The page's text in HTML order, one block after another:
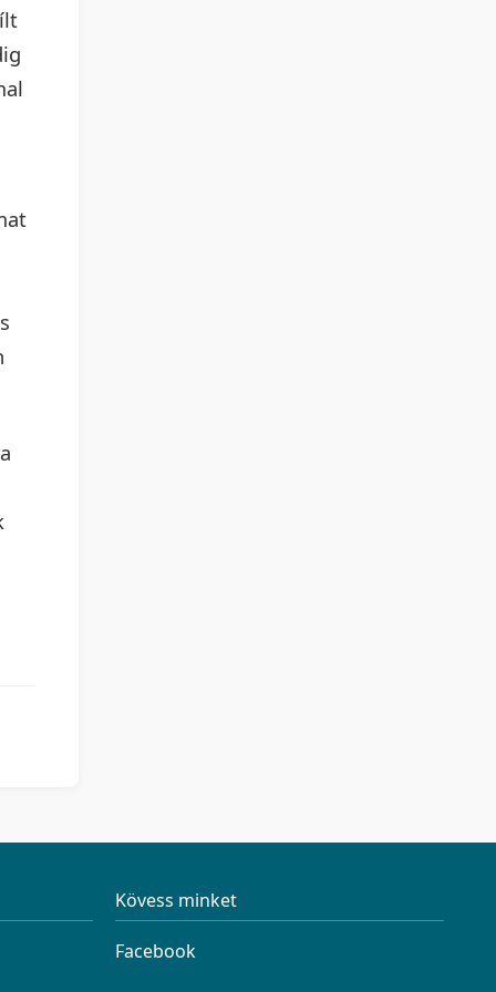
Kövess minket
Facebook